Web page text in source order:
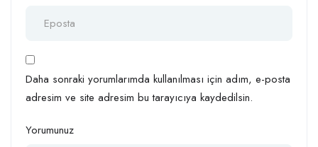
Daha sonraki yorumlarımda kullanılması için adım, e-posta
adresim ve site adresim bu tarayıcıya kaydedilsin.
Yorumunuz